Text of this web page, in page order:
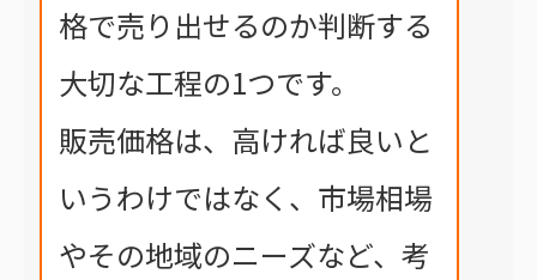
格で売り出せるのか判断する
大切な工程の1つです。
販売価格は、高ければ良いと
いうわけではなく、市場相場
やその地域のニーズなど、考